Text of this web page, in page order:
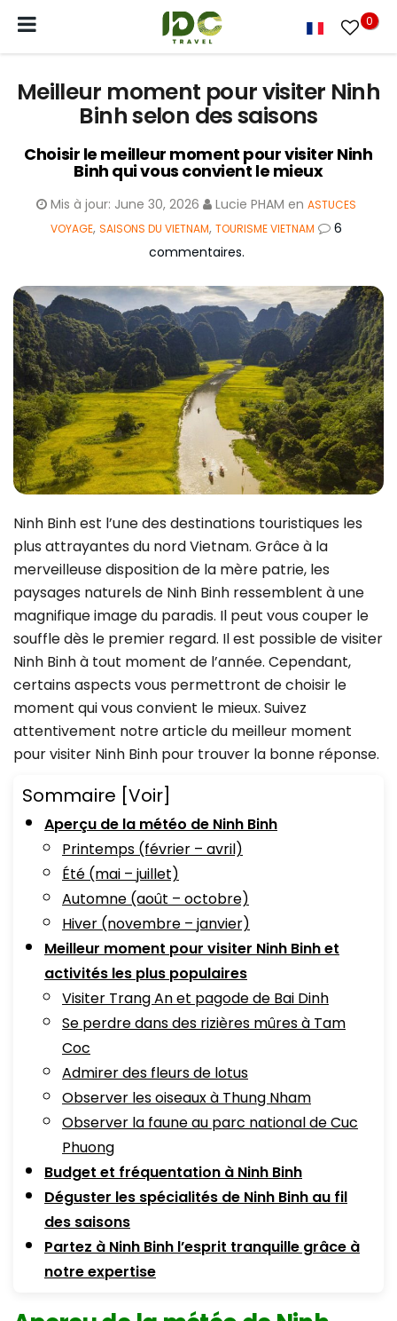
0
Meilleur moment pour visiter Ninh
Binh selon des saisons
Choisir le meilleur moment pour visiter Ninh
Binh qui vous convient le mieux
Mis à jour: June 30, 2026 Lucie PHAM en ASTUCES
VOYAGE, SAISONS DU VIETNAM, TOURISME VIETNAM
6
commentaires.
Ninh Binh est l’une des destinations touristiques les
plus attrayantes du nord Vietnam. Grâce à la
merveilleuse disposition de la mère patrie, les
paysages naturels de Ninh Binh ressemblent à une
magnifique image du paradis. Il peut vous couper le
souffle dès le premier regard. Il est possible de visiter
Ninh Binh à tout moment de l’année. Cependant,
certains aspects vous permettront de choisir le
moment qui vous convient le mieux. Suivez
attentivement notre article du meilleur moment
pour visiter Ninh Binh pour trouver la bonne réponse.
Sommaire [Voir]
Aperçu de la météo de Ninh Binh
Printemps (février – avril)
Été (mai – juillet)
Automne (août – octobre)
Hiver (novembre – janvier)
Meilleur moment pour visiter Ninh Binh et
activités les plus populaires
Visiter Trang An et pagode de Bai Dinh
Se perdre dans des rizières mûres à Tam
Coc
Admirer des fleurs de lotus
Observer les oiseaux à Thung Nham
Observer la faune au parc national de Cuc
Phuong
Budget et fréquentation à Ninh Binh
Déguster les spécialités de Ninh Binh au fil
des saisons
Partez à Ninh Binh l’esprit tranquille grâce à
notre expertise